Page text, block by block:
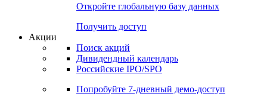
Опросы
Попробуйте7-дневный
Откройте глобальную базу данных
Получить доступ
Поиск акций